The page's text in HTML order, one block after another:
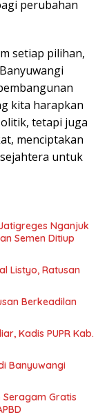
perubahan
setiap pilihan,
kita harapkan
tetapi juga
menciptakan
untuk
Nganjuk
Semen Ditiup
Listyo, Ratusan
Berkeadilan
Kadis PUPR Kab.
Banyuwangi
Gratis